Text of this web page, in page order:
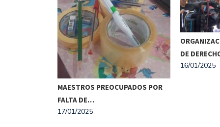
MAESTROS PREOCUPADOS POR
FALTA DE…
17/01/2025
DE
16/01/2025